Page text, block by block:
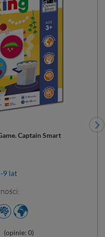
Captain Smart
9 lat
(opinie: 0)